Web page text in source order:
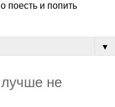
поесть и попить
▼
не